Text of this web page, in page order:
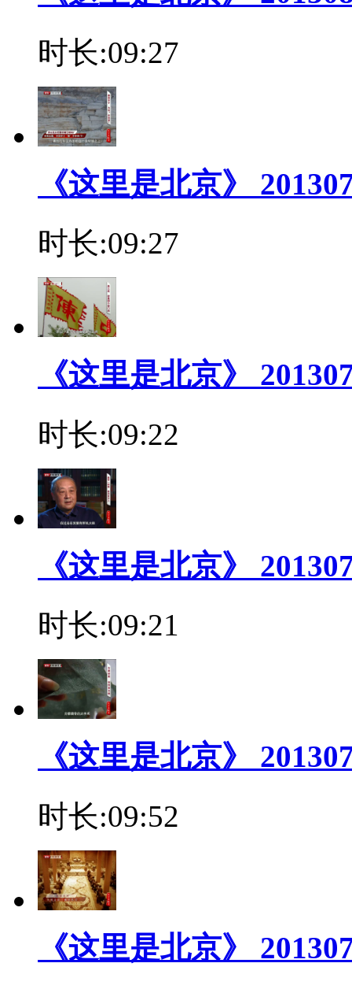
时长:09:27
《这里是北京》
时长:09:27
《这里是北京》
时长:09:22
《这里是北京》
时长:09:21
《这里是北京》
时长:09:52
《这里是北京》